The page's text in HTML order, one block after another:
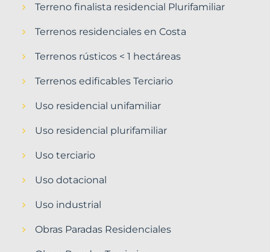
Terreno finalista residencial Plurifamiliar
Terrenos residenciales en Costa
Terrenos rústicos < 1 hectáreas
Terrenos edificables Terciario
Uso residencial unifamiliar
Uso residencial plurifamiliar
Uso terciario
Uso dotacional
Uso industrial
Obras Paradas Residenciales